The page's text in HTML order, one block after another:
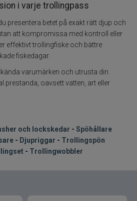
i varje trollingpass
presentera betet på exakt rätt djup och
att kompromissa med kontroll eller
effektivt trollingfiske och bättre
fiskedagar.
varumärken och utrusta din
prestanda, oavsett vatten, art eller
och lockskedar - Spöhållare
- Djupriggar - Trollingspön
- Trollingwobbler